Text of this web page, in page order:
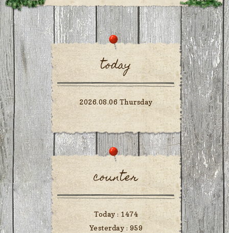
today
2026.08.06 Thursday
counter
Today : 1474
Yesterday : 959